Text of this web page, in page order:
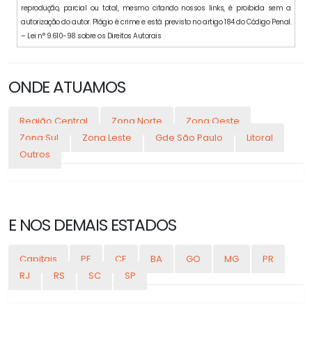
reprodução, parcial ou total, mesmo citando nossos links, é proibida sem a
autorização do autor. Plágio é crime e está previsto no artigo 184 do Código Penal.
– Lei n° 9.610-98 sobre os Direitos Autorais
ONDE ATUAMOS
Região Central Zona Norte
Zona Oeste
Zona Sul
Zona Leste Gde São Paulo
Litoral
Outros
E NOS DEMAIS ESTADOS
Capitais PE CE BA GO MG
PR
RJ
RS SC SP